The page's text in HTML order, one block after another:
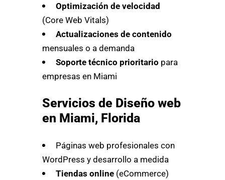
Optimización de velocidad
(Core Web Vitals)
Actualizaciones de contenido
mensuales o a demanda
Soporte técnico prioritario para
empresas en Miami
Servicios de Diseño web
en Miami, Florida
Páginas web profesionales con
WordPress y desarrollo a medida
Tiendas online (eCommerce)